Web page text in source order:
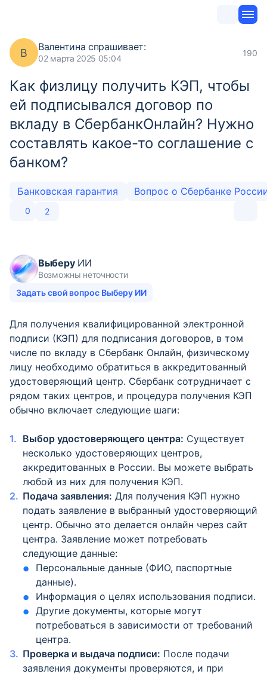
В Валентина спрашивает:
02 марта 2025 05:04
190
Как физлицу получить КЭП, чтобы
ей подписывался договор по
вкладу в СбербанкОнлайн? Нужно
составлять какое-то соглашение с
банком?
Банковская гарантия Вопрос о Сбербанке
0 2
ВыберуИИ
Возможны неточности
Задать свой вопрос Выберу ИИ
Для получения квалифицированной электронной
подписи (КЭП) для подписания договоров, в том
числе по вкладу в Сбербанк Онлайн, физическому
лицу необходимо обратиться в аккредитованный
удостоверяющий центр. Сбербанк сотрудничает с
рядом таких центров, и процедура получения КЭП
обычно включает следующие шаги:
Выбор удостоверяющего центра: Существует
несколько удостоверяющих центров,
аккредитованных в России. Вы можете выбрать
любой из них для получения КЭП.
Подача заявления: Для получения КЭП нужно
подать заявление в выбранный удостоверяющий
центр. Обычно это делается онлайн через сайт
центра. Заявление может потребовать
следующие данные:
Персональные данные (ФИО, паспортные
данные).
Информация о целях использования подписи.
Другие документы, которые могут
потребоваться в зависимости от требований
центра.
Проверка и выдача подписи: После подачи
заявления документы проверяются, и при